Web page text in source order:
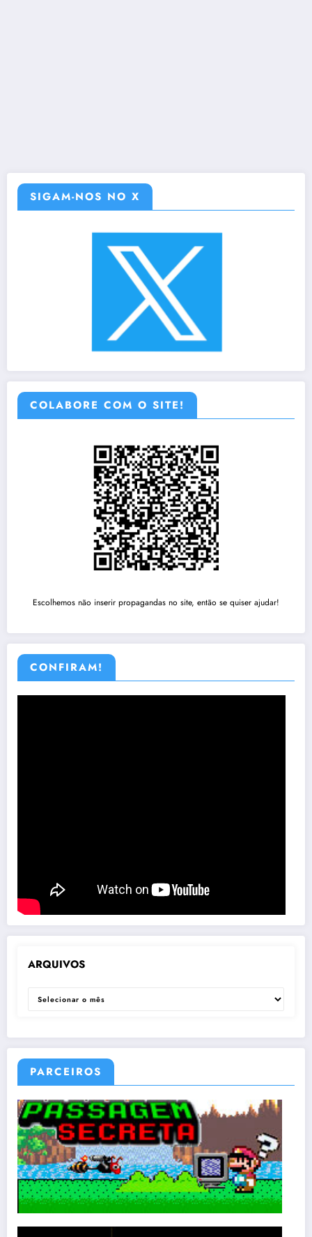
SIGAM-NOS NO X
COLABORE COM O SITE!
Escolhemos não inserir propagandas no site, então se quiser ajudar!
CONFIRAM!
ARQUIVOS
ARQUIVOS
PARCEIROS